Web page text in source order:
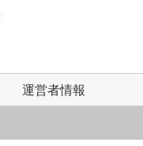
運営者情報